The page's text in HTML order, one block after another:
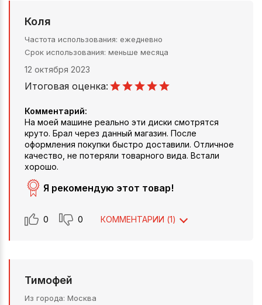
Коля
Частота использования ежедневно
Срок использования меньше месяца
12 октября 2023
Итоговая оценка:
Комментарий:
На моей машине реально эти диски смотрятся
круто. Брал через данный магазин. После
оформления покупки быстро доставили. Отличное
качество, не потеряли товарного вида. Встали
хорошо.
Я рекомендую этот товар!
0 0 КОММЕНТАРИИ (1)
Тимофей
Из города Москва